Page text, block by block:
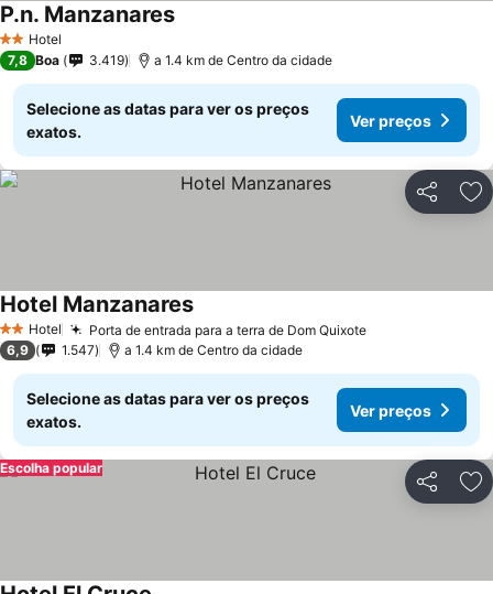
2 Estrelas
Hotel
P.n. ManzanaresVer preços
7,8 Boa 3.419 a 1.4 km de Centro da cidade
Selecione as datas para ver os preços
exatos.
Ver preços
Partilhar
2 Estrelas
Hotel Porta de entrada para a terra de Dom QuixoteVer preços
Hotel ManzanaresVer preços
6,9 1.547 a 1.4 km de Centro da cidade
Selecione as datas para ver os preços
exatos.
Ver preços
Partilhar
Escolha popular